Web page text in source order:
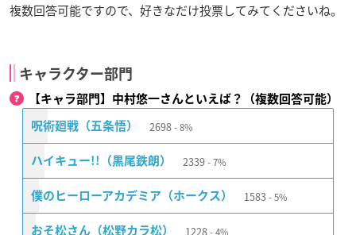
複数回答可能ですので、好きなだけ投票してみてくださいね。
キャラクター部門
【キャラ部門】中村悠一さんといえば？（複数回答可能）
呪術廻戦（五条悟） 2698 8%
ハイキュー!!（黒尾鉄朗） 2339 7%
僕のヒーローアカデミア（ホークス） 1583 5%
おそ松さん（松野カラ松） 1228 4%